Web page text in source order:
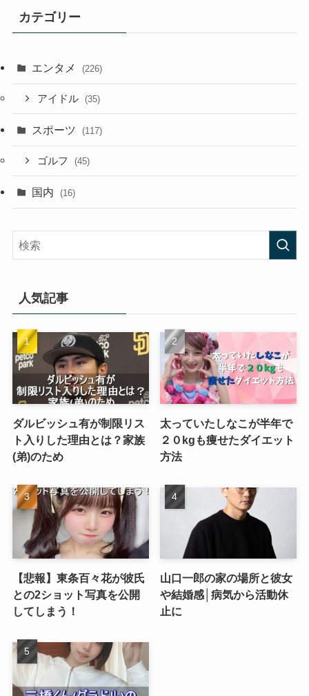
カテゴリー
エンタメ (226)
アイドル (35)
スポーツ (117)
ゴルフ (45)
国内 (16)
人気記事
ダルビッシュ有が制限リス
ト入りした理由とは？家族
(弟)のため
太っていたしなこが半年で
２０kgも痩せたダイエット
方法
【悲報】東条百々花が彼氏
との2ショット写真を公開
してしまう！
山口一郎の家の場所と彼女
や結婚感│病気から活動休
止に